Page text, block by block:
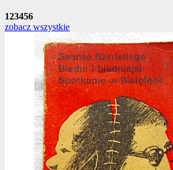
123456
zobacz wszystkie